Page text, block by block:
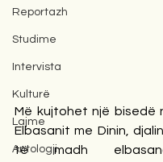
Reportazh
Studime
Intervista
Kulturë
Lajme
Antologji
Më kujtohet një bisedë
Elbasanit me Dinin,
të madh